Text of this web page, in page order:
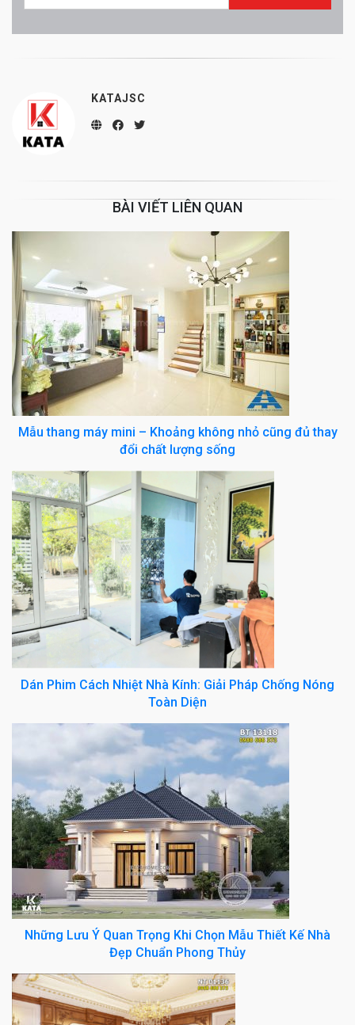
KATAJSC
BÀI VIẾT LIÊN QUAN
Mẫu thang máy mini – Khoảng không nhỏ cũng đủ thay
đổi chất lượng sống
Dán Phim Cách Nhiệt Nhà Kính: Giải Pháp Chống Nóng
Toàn Diện
Những Lưu Ý Quan Trọng Khi Chọn Mẫu Thiết Kế Nhà
Đẹp Chuẩn Phong Thủy